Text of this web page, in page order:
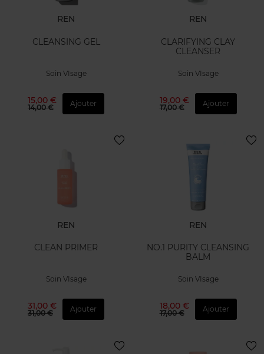
REN
CLEANSING GEL
Soin VIsage
15,00 €
14,00 € Ajouter
REN
CLARIFYING CLAY
CLEANSER
Soin VIsage
19,00 €
17,00 € Ajouter
REN
CLEAN PRIMER
Soin VIsage
31,00 €
31,00 € Ajouter
REN
NO.1 PURITY CLEANSING
BALM
Soin VIsage
18,00 €
17,00 € Ajouter